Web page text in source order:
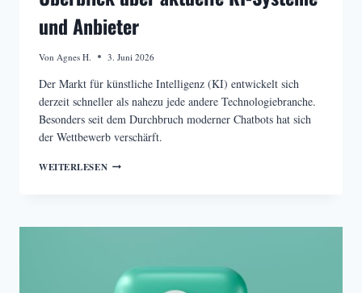
und Anbieter
Von Agnes H. 3. Juni 2026
Der Markt für künstliche Intelligenz (KI) entwickelt sich
derzeit schneller als nahezu jede andere Technologiebranche.
Besonders seit dem Durchbruch moderner Chatbots hat sich
der Wettbewerb verschärft.
WEITERLESENÜBERBLICK